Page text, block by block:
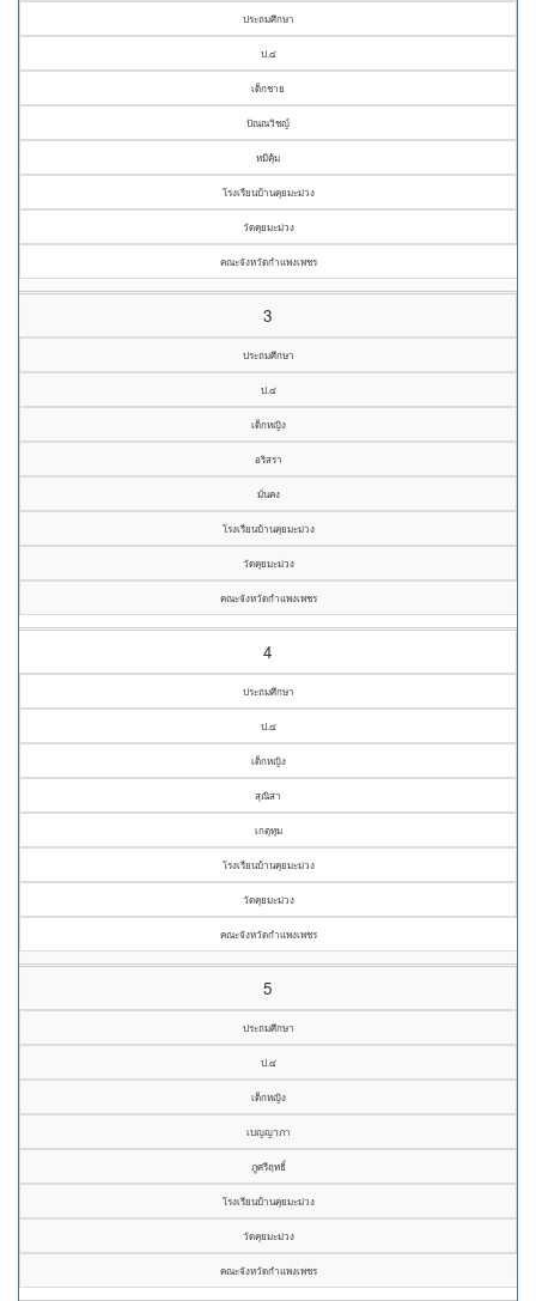
ประถมศึกษา
ป.๔
เด็กชาย
ปัณณวิชญ์
หมีคุ้ม
โรงเรียนบ้านคุยมะม่วง
วัดคุยมะม่วง
คณะจังหวัดกำแพงเพชร
3
ประถมศึกษา
ป.๔
เด็กหญิง
อริสรา
มั่นคง
โรงเรียนบ้านคุยมะม่วง
วัดคุยมะม่วง
คณะจังหวัดกำแพงเพชร
4
ประถมศึกษา
ป.๔
เด็กหญิง
สุณิสา
เกตุทุม
โรงเรียนบ้านคุยมะม่วง
วัดคุยมะม่วง
คณะจังหวัดกำแพงเพชร
5
ประถมศึกษา
ป.๔
เด็กหญิง
เบญญาภา
ภูศรีฤทธิ์
โรงเรียนบ้านคุยมะม่วง
วัดคุยมะม่วง
คณะจังหวัดกำแพงเพชร